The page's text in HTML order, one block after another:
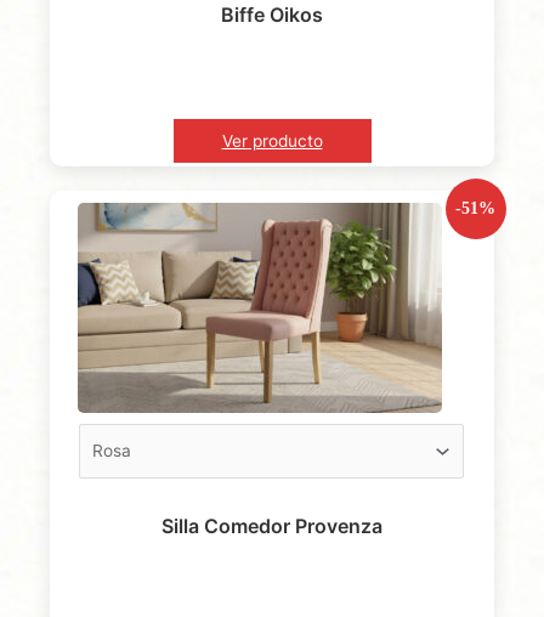
Biffe Oikos
Ver producto
-51%
Silla Comedor Provenza